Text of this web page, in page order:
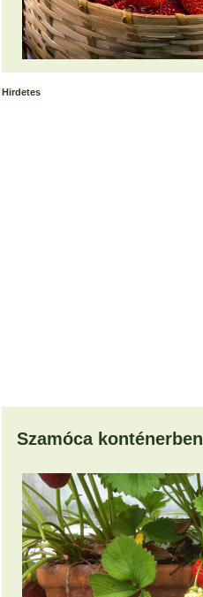
Hirdetes
Szamóca konténerben